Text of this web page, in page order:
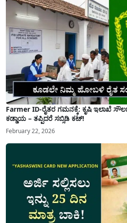
Farmer ID-ರೈತರ ಗಮನಕ್ಕೆ: ಕೃಷಿ ಇಲಾಖೆ
ಕಡ್ಡಾಯ – ತಪ್ಪಿದರೆ ಸಬ್ಸಿಡಿ ಕಟ್!
February 22, 2026